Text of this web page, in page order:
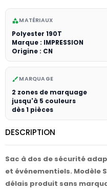
categoryMATÉRIAUX
Polyester 190T
Marque : IMPRESSION
Origine : CN
brush MARQUAGE
2 zones de marquage
jusqu'à 5 couleurs
dès 1 pièces
DESCRIPTION
Sac à dos de sécurité
et événementiels. Modèle
délais produit sans